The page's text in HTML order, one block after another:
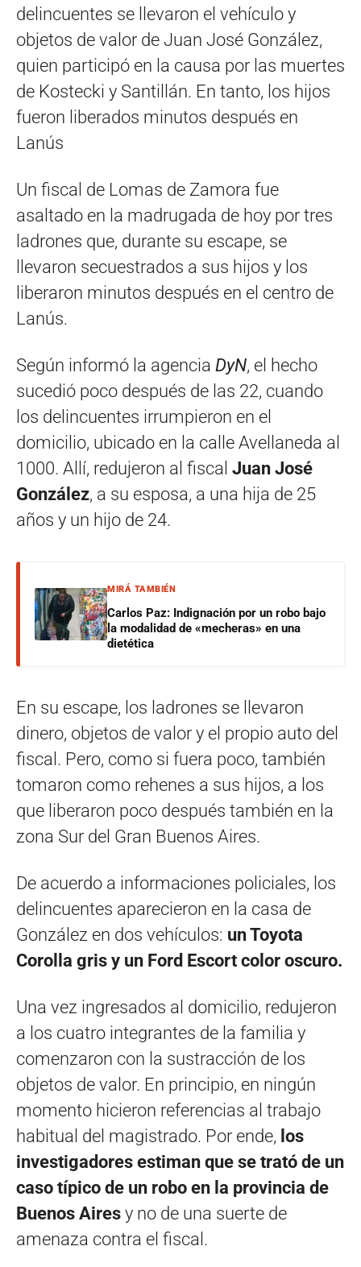
delincuentes se llevaron el vehículo y
objetos de valor de Juan José González,
quien participó en la causa por las muertes
de Kostecki y Santillán. En tanto, los hijos
fueron liberados minutos después en
Lanús
Un fiscal de Lomas de Zamora fue
asaltado en la madrugada de hoy por tres
ladrones que, durante su escape, se
llevaron secuestrados a sus hijos y los
liberaron minutos después en el centro de
Lanús.
Según informó la agencia DyN, el hecho
sucedió poco después de las 22, cuando
los delincuentes irrumpieron en el
domicilio, ubicado en la calle Avellaneda al
1000. Allí, redujeron al fiscal Juan José
González, a su esposa, a una hija de 25
años y un hijo de 24.
MIRÁ TAMBIÉN
Carlos Paz: Indignación por un robo bajo
la modalidad de «mecheras» en una
dietética
En su escape, los ladrones se llevaron
dinero, objetos de valor y el propio auto del
fiscal. Pero, como si fuera poco, también
tomaron como rehenes a sus hijos, a los
que liberaron poco después también en la
zona Sur del Gran Buenos Aires.
De acuerdo a informaciones policiales, los
delincuentes aparecieron en la casa de
González en dos vehículos: un Toyota
Corolla gris y un Ford Escort color oscuro.
Una vez ingresados al domicilio, redujeron
a los cuatro integrantes de la familia y
comenzaron con la sustracción de los
objetos de valor. En principio, en ningún
momento hicieron referencias al trabajo
habitual del magistrado. Por ende, los
investigadores estiman que se trató de un
caso típico de un robo en la provincia de
Buenos Aires y no de una suerte de
amenaza contra el fiscal.